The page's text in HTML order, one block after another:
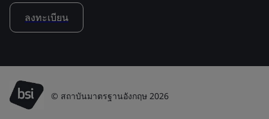
ลงทะเบียน
© สถาบันมาตรฐานอังกฤษ 2026